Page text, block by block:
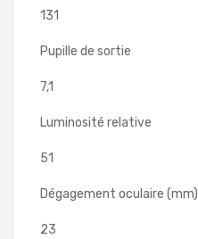
131
Pupille de sortie
7,1
Luminosité relative
51
Dégagement oculaire (mm)
23